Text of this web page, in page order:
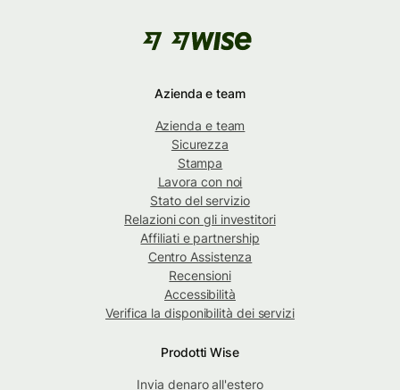
Azienda e team
Azienda e team
Sicurezza
Stampa
Lavora con noi
Stato del servizio
Relazioni con gli investitori
Affiliati e partnership
Centro Assistenza
Recensioni
Accessibilità
Verifica la disponibilità dei servizi
Prodotti Wise
Invia denaro all'estero